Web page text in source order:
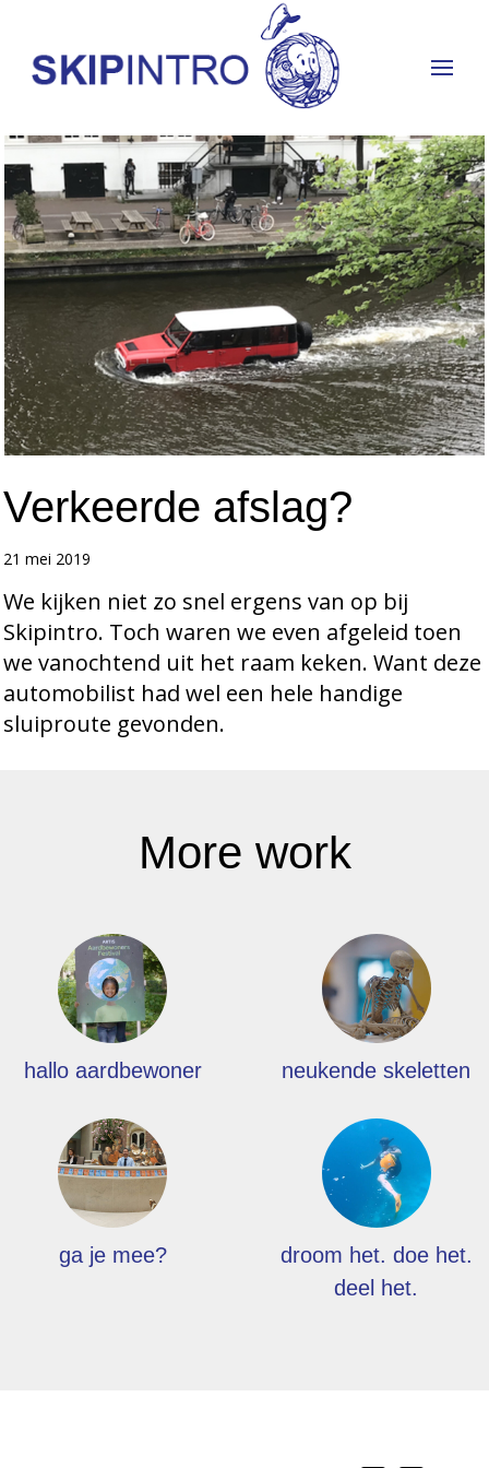
Verkeerde afslag?
21 mei 2019
We kijken niet zo snel ergens van op bij
Skipintro. Toch waren we even afgeleid toen
we vanochtend uit het raam keken. Want deze
automobilist had wel een hele handige
sluiproute gevonden.
More work
hallo aardbewoner neukende skeletten
ga je mee?
droom het. doe het.
deel het.